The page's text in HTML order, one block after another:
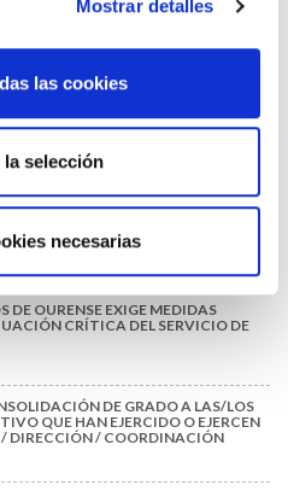
Mostrar detalles
las cookies
selección
necesarias
MÉDICOS INTERNOS RESIDENTES
MÉDICAS PARA EL USO
A MUFACE NO MEJORA LAS
DE OURENSE EXIGE MEDIDAS
CRÍTICA DEL SERVICIO DE
DE GRADO A LAS/LOS
QUE HAN EJERCIDO O EJERCEN
/ DIRECCIÓN / COORDINACIÓN